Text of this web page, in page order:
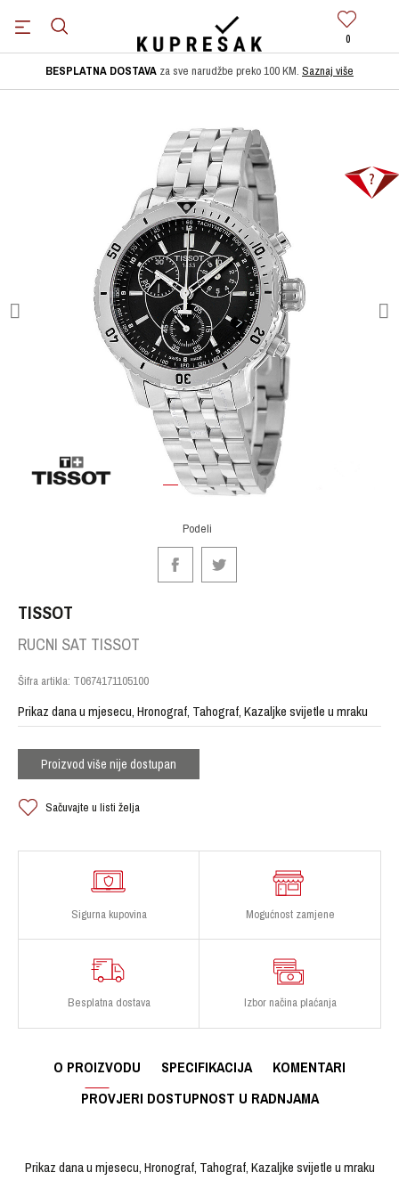
0
BESPLATNA DOSTAVA za sve narudžbe preko 100 KM. Saznaj više
2 3
Podeli
TISSOT
RUCNI SAT TISSOT
Šifra artikla: T0674171105100
Prikaz dana u mjesecu, Hronograf, Tahograf, Kazaljke svijetle u mraku
Proizvod više nije dostupan
Sačuvajte u listi želja
Sigurna kupovina Mogućnost zamjene
Besplatna dostava Izbor načina plaćanja
O PROIZVODU SPECIFIKACIJA
KOMENTARI
PROVJERI DOSTUPNOST U RADNJAMA
Prikaz dana u mjesecu, Hronograf, Tahograf, Kazaljke svijetle u mraku